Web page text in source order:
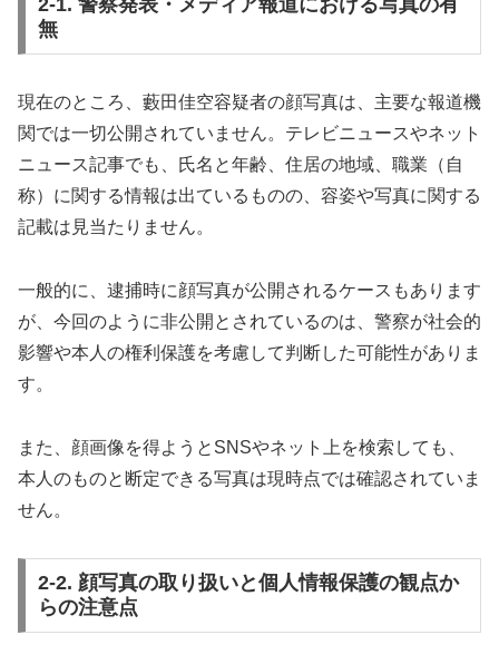
2-1. 警察発表・メディア報道における写真の有
無
現在のところ、藪田佳空容疑者の顔写真は、主要な報道機
関では一切公開されていません。テレビニュースやネット
ニュース記事でも、氏名と年齢、住居の地域、職業（自
称）に関する情報は出ているものの、容姿や写真に関する
記載は見当たりません。
一般的に、逮捕時に顔写真が公開されるケースもあります
が、今回のように非公開とされているのは、警察が社会的
影響や本人の権利保護を考慮して判断した可能性がありま
す。
また、顔画像を得ようとSNSやネット上を検索しても、
本人のものと断定できる写真は現時点では確認されていま
せん。
2-2. 顔写真の取り扱いと個人情報保護の観点か
らの注意点